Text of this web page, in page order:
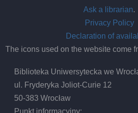
Ask a librarian.
Privacy Policy
Declaration of
The icons used on the website come
Biblioteka Uniwersytecka we
ul. Fryderyka Joliot-Curie 12
50-383 Wrocław